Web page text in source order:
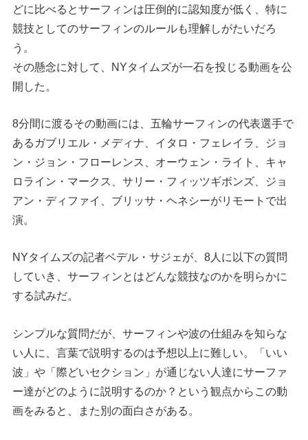
どに比べるとサーフィンは圧倒的に認知度が低く、特に
競技としてのサーフィンのルールも理解しがたいだろ
う。
その懸念に対して、NYタイムズが一石を投じる動画を公
開した。
8分間に渡るその動画には、五輪サーフィンの代表選手で
あるガブリエル・メディナ、イタロ・フェレイラ、ジョ
ン・ジョン・フローレンス、オーウェン・ライト、キャ
ロライン・マークス、サリー・フィッツギボンズ、ジョ
アン・ディファイ、ブリッサ・ヘネシーがリモートで出
演。
NYタイムズの記者ベデル・サジェが、8人に以下の質問
していき、サーフィンとはどんな競技なのかを明らかに
する試みだ。
シンプルな質問だが、サーフィンや波の仕組みを知らな
い人に、言葉で説明するのは予想以上に難しい。「いい
波」や「際どいセクション」が通じない人達にサーファ
ー達がどのように説明するのか？という観点からこの動
画をみると、また別の面白さがある。